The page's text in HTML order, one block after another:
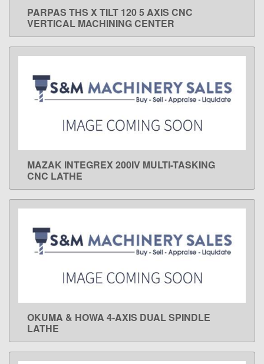
LEARN MORE
PARPAS THS X TILT 120 5 AXIS CNC
VERTICAL MACHINING CENTER
LEARN MORE
MAZAK INTEGREX 200IV MULTI-TASKING
CNC LATHE
LEARN MORE
OKUMA & HOWA 4-AXIS DUAL SPINDLE
LATHE